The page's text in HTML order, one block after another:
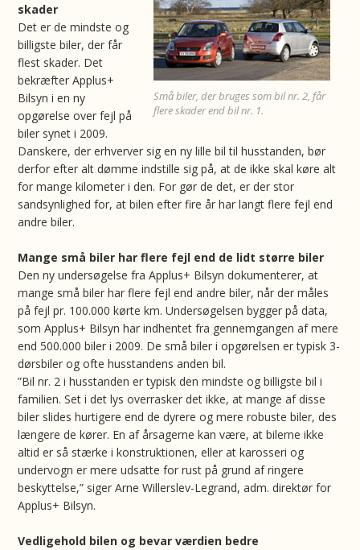
Små biler, der bruges som bil nr. 2, får
flere skader end bil nr. 1.
skader
Det er de mindste og
billigste biler, der får
flest skader. Det
bekræfter Applus+
Bilsyn i en ny
opgørelse over fejl på
biler synet i 2009.
Danskere, der erhverver sig en ny lille bil til husstanden, bør
derfor efter alt dømme indstille sig på, at de ikke skal køre alt
for mange kilometer i den. For gør de det, er der stor
sandsynlighed for, at bilen efter fire år har langt flere fejl end
andre biler.
Mange små biler har flere fejl end de lidt større biler
Den ny undersøgelse fra Applus+ Bilsyn dokumenterer, at
mange små biler har flere fejl end andre biler, når der måles
på fejl pr. 100.000 kørte km. Undersøgelsen bygger på data,
som Applus+ Bilsyn har indhentet fra gennemgangen af mere
end 500.000 biler i 2009. De små biler i opgørelsen er typisk 3-
dørsbiler og ofte husstandens anden bil.
”Bil nr. 2 i husstanden er typisk den mindste og billigste bil i
familien. Set i det lys overrasker det ikke, at mange af disse
biler slides hurtigere end de dyrere og mere robuste biler, des
længere de kører. En af årsagerne kan være, at bilerne ikke
altid er så stærke i konstruktionen, eller at karosseri og
undervogn er mere udsatte for rust på grund af ringere
beskyttelse,” siger Arne Willerslev-Legrand, adm. direktør for
Applus+ Bilsyn.
Vedligehold bilen og bevar værdien bedre